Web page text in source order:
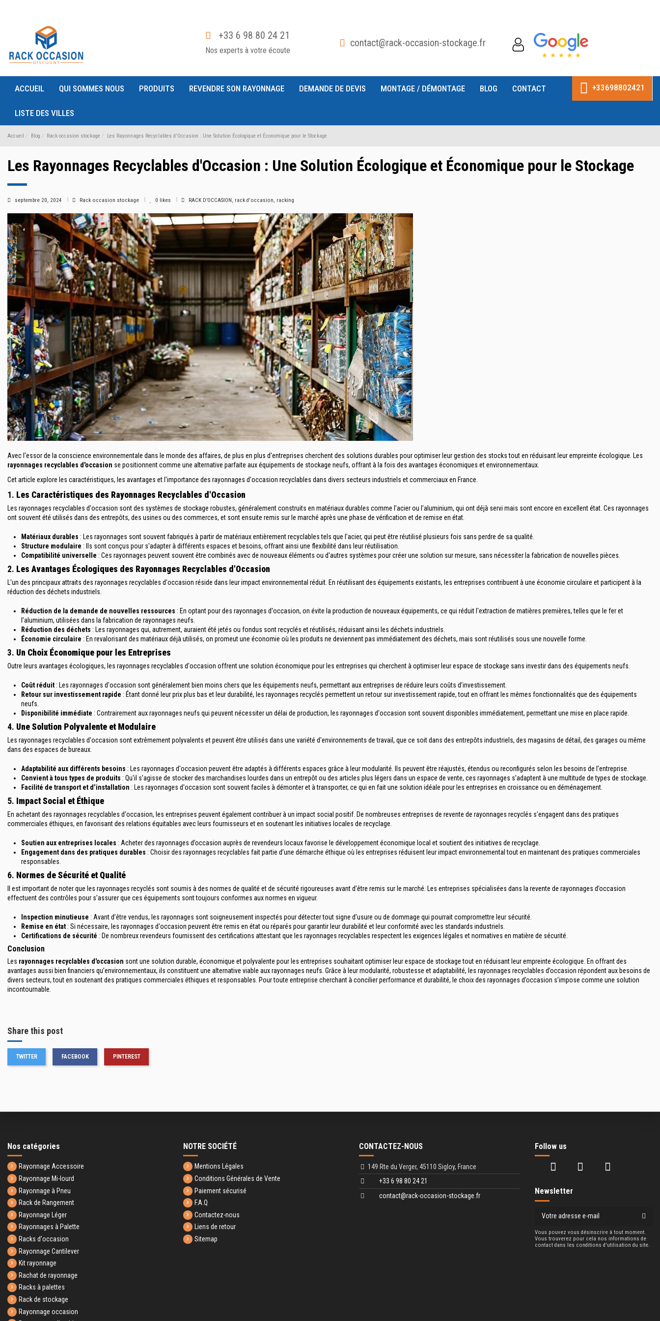
+33 6 98 80 24 21
Nos experts à votre écoute
contact@rack-occasion-stockage.fr
ACCUEIL QUI SOMMES NOUS PRODUITS REVENDRE SON RAYONNAGE DEMANDE DE DEVIS MONTAGE / DÉMONTAGE BLOG CONTACT +33698802421
LISTE DES VILLES
Accueil Blog Rack occasion stockage Les Rayonnages Recyclables d'Occasion : Une Solution Écologique et Économique pour le Stockage
Les Rayonnages Recyclables d'Occasion : Une Solution Écologique et Économique pour le Stockage
septembre 20, 2024 Rack occasion stockage 0 likes RACK D’OCCASION, rack d'occasion, racking
Avec l'essor de la conscience environnementale dans le monde des affaires, de plus en plus d'entreprises cherchent des solutions durables pour optimiser leur gestion des stocks tout en réduisant leur empreinte écologique. Les
rayonnages recyclables d'occasion se positionnent comme une alternative parfaite aux équipements de stockage neufs, offrant à la fois des avantages économiques et environnementaux.
Cet article explore les caractéristiques, les avantages et l'importance des rayonnages d'occasion recyclables dans divers secteurs industriels et commerciaux en France.
1. Les Caractéristiques des Rayonnages Recyclables d'Occasion
Les rayonnages recyclables d'occasion sont des systèmes de stockage robustes, généralement construits en matériaux durables comme l’acier ou l’aluminium, qui ont déjà servi mais sont encore en excellent état. Ces rayonnages
ont souvent été utilisés dans des entrepôts, des usines ou des commerces, et sont ensuite remis sur le marché après une phase de vérification et de remise en état.
Matériaux durables : Les rayonnages sont souvent fabriqués à partir de matériaux entièrement recyclables tels que l'acier, qui peut être réutilisé plusieurs fois sans perdre de sa qualité.
Structure modulaire : Ils sont conçus pour s'adapter à différents espaces et besoins, offrant ainsi une flexibilité dans leur réutilisation.
Compatibilité universelle : Ces rayonnages peuvent souvent être combinés avec de nouveaux éléments ou d'autres systèmes pour créer une solution sur mesure, sans nécessiter la fabrication de nouvelles pièces.
2. Les Avantages Écologiques des Rayonnages Recyclables d'Occasion
L'un des principaux attraits des rayonnages recyclables d'occasion réside dans leur impact environnemental réduit. En réutilisant des équipements existants, les entreprises contribuent à une économie circulaire et participent à la
réduction des déchets industriels.
Réduction de la demande de nouvelles ressources : En optant pour des rayonnages d'occasion, on évite la production de nouveaux équipements, ce qui réduit l'extraction de matières premières, telles que le fer et
l’aluminium, utilisées dans la fabrication de rayonnages neufs.
Réduction des déchets : Les rayonnages qui, autrement, auraient été jetés ou fondus sont recyclés et réutilisés, réduisant ainsi les déchets industriels.
Économie circulaire : En revalorisant des matériaux déjà utilisés, on promeut une économie où les produits ne deviennent pas immédiatement des déchets, mais sont réutilisés sous une nouvelle forme.
3. Un Choix Économique pour les Entreprises
Outre leurs avantages écologiques, les rayonnages recyclables d'occasion offrent une solution économique pour les entreprises qui cherchent à optimiser leur espace de stockage sans investir dans des équipements neufs.
Coût réduit : Les rayonnages d'occasion sont généralement bien moins chers que les équipements neufs, permettant aux entreprises de réduire leurs coûts d’investissement.
Retour sur investissement rapide : Étant donné leur prix plus bas et leur durabilité, les rayonnages recyclés permettent un retour sur investissement rapide, tout en offrant les mêmes fonctionnalités que des équipements
neufs.
Disponibilité immédiate : Contrairement aux rayonnages neufs qui peuvent nécessiter un délai de production, les rayonnages d'occasion sont souvent disponibles immédiatement, permettant une mise en place rapide.
4. Une Solution Polyvalente et Modulaire
Les rayonnages recyclables d'occasion sont extrêmement polyvalents et peuvent être utilisés dans une variété d'environnements de travail, que ce soit dans des entrepôts industriels, des magasins de détail, des garages ou même
dans des espaces de bureaux.
Adaptabilité aux différents besoins : Les rayonnages d'occasion peuvent être adaptés à différents espaces grâce à leur modularité. Ils peuvent être réajustés, étendus ou reconfigurés selon les besoins de l’entreprise.
Convient à tous types de produits : Qu'il s'agisse de stocker des marchandises lourdes dans un entrepôt ou des articles plus légers dans un espace de vente, ces rayonnages s’adaptent à une multitude de types de stockage.
Facilité de transport et d’installation : Les rayonnages d'occasion sont souvent faciles à démonter et à transporter, ce qui en fait une solution idéale pour les entreprises en croissance ou en déménagement.
5. Impact Social et Éthique
En achetant des rayonnages recyclables d'occasion, les entreprises peuvent également contribuer à un impact social positif. De nombreuses entreprises de revente de rayonnages recyclés s'engagent dans des pratiques
commerciales éthiques, en favorisant des relations équitables avec leurs fournisseurs et en soutenant les initiatives locales de recyclage.
Soutien aux entreprises locales : Acheter des rayonnages d’occasion auprès de revendeurs locaux favorise le développement économique local et soutient des initiatives de recyclage.
Engagement dans des pratiques durables : Choisir des rayonnages recyclables fait partie d’une démarche éthique où les entreprises réduisent leur impact environnemental tout en maintenant des pratiques commerciales
responsables.
6. Normes de Sécurité et Qualité
Il est important de noter que les rayonnages recyclés sont soumis à des normes de qualité et de sécurité rigoureuses avant d’être remis sur le marché. Les entreprises spécialisées dans la revente de rayonnages d’occasion
effectuent des contrôles pour s’assurer que ces équipements sont toujours conformes aux normes en vigueur.
Inspection minutieuse : Avant d’être vendus, les rayonnages sont soigneusement inspectés pour détecter tout signe d’usure ou de dommage qui pourrait compromettre leur sécurité.
Remise en état : Si nécessaire, les rayonnages d'occasion peuvent être remis en état ou réparés pour garantir leur durabilité et leur conformité avec les standards industriels.
Certifications de sécurité : De nombreux revendeurs fournissent des certifications attestant que les rayonnages recyclables respectent les exigences légales et normatives en matière de sécurité.
Conclusion
Les rayonnages recyclables d'occasion sont une solution durable, économique et polyvalente pour les entreprises souhaitant optimiser leur espace de stockage tout en réduisant leur empreinte écologique. En offrant des
avantages aussi bien financiers qu’environnementaux, ils constituent une alternative viable aux rayonnages neufs. Grâce à leur modularité, robustesse et adaptabilité, les rayonnages recyclables d’occasion répondent aux besoins de
divers secteurs, tout en soutenant des pratiques commerciales éthiques et responsables. Pour toute entreprise cherchant à concilier performance et durabilité, le choix des rayonnages d’occasion s’impose comme une solution
incontournable.
Share this post
TWITTER FACEBOOK PINTEREST
Nos catégories
Rayonnage Accessoire
Rayonnage Mi-lourd
Rayonnage à Pneu
Rack de Rangement
Rayonnage Léger
Rayonnages à Palette
Racks d'occasion
Rayonnage Cantilever
Kit rayonnage
Rachat de rayonnage
Racks à palettes
Rack de stockage
Rayonnage occasion
NOTRE SOCIÉTÉ
Mentions Légales
Conditions Générales de Vente
Paiement sécurisé
F.A.Q
Contactez-nous
Liens de retour
Sitemap
CONTACTEZ-NOUS
149 Rte du Verger, 45110 Sigloy, France
+33 6 98 80 24 21
contact@rack-occasion-stockage.fr
Follow us
Newsletter
Vous pouvez vous désinscrire à tout moment.
Vous trouverez pour cela nos informations de
contact dans les conditions d'utilisation du site.